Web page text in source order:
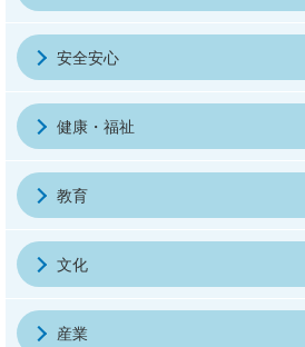
安全安心
健康・福祉
教育
文化
産業